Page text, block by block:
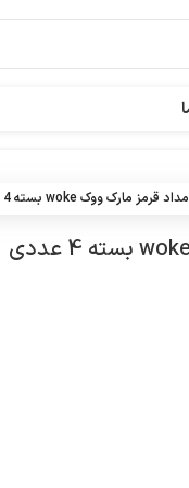
مداد قرمز مارک ووک woke بسته 4 عددی